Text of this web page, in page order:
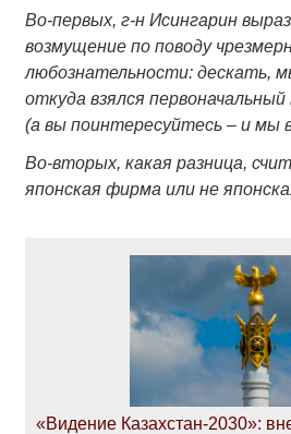
Во-первых, г-н Исингарин
возмущение по поводу
любознательности: дескать,
откуда взялся
(а вы поинтересуйтесь – и мы
Во-вторых, какая разница,
японская фирма или не
«Видение Казахстан-2030»: